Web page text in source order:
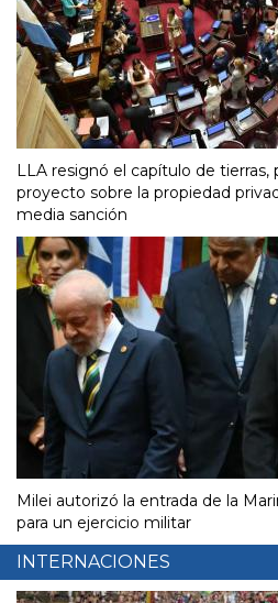
LLA resignó el capítulo de tierras,
proyecto sobre la propiedad
media sanción
Milei autorizó la entrada de la
para un ejercicio militar
INTERNACIONES